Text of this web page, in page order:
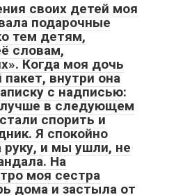
своих детей моя
подарочные
тем детям,
словам,
Когда моя дочь
внутри она
с надписью:
лучше в следующем
спорить и
Я спокойно
руку, и мы ушли, не
На
моя сестра
дома и застыла от